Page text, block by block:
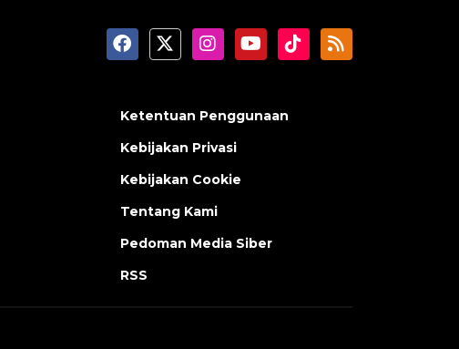
Ketentuan Penggunaan
Kebijakan Privasi
Kebijakan Cookie
Tentang Kami
Pedoman Media Siber
RSS